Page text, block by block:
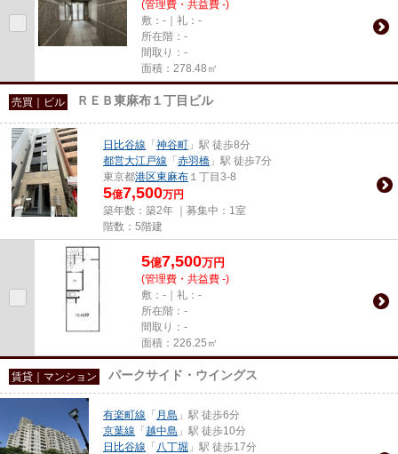
(管理費・共益費 -)
敷：-｜礼：-
所在階：-
間取り：-
面積：278.48㎡
売買｜ビル ＲＥＢ東麻布１丁目ビル
日比谷線 「 神谷町 」駅 徒歩8分
都営大江戸線 「 赤羽橋 」駅 徒歩7分
東京都港区東麻布 １丁目3-8
5億7,500万円
築年数：築2年 ｜募集中： 1室
階数：5階建
5億7,500万円
(管理費・共益費 -)
敷：-｜礼：-
所在階：-
間取り：-
面積：226.25㎡
賃貸｜マンション パークサイド・ウイングス
有楽町線 「 月島 」駅 徒歩6分
京葉線 「 越中島 」駅 徒歩10分
日比谷線 「 八丁堀 」駅 徒歩17分